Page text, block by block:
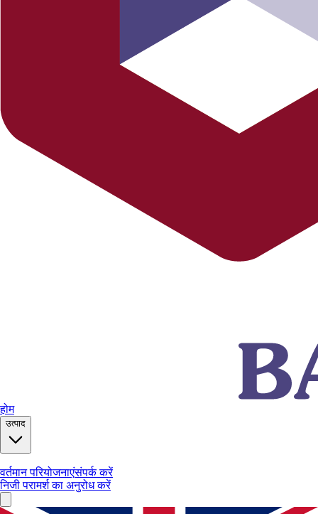
होम
उत्पाद
वर्तमान परियोजनाएंसंपर्क करें
निजी परामर्श का अनुरोध करें